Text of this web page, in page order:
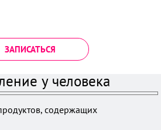
ЗАПИСАТЬСЯ
у человека